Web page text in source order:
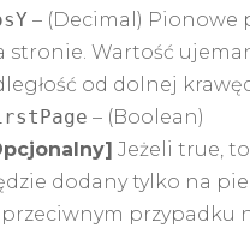
– (Decimal) Pionowe
stronie. Wartość
od dolnej
– (Boolean)
Jeżeli true,
dodany tylko na
przypadku